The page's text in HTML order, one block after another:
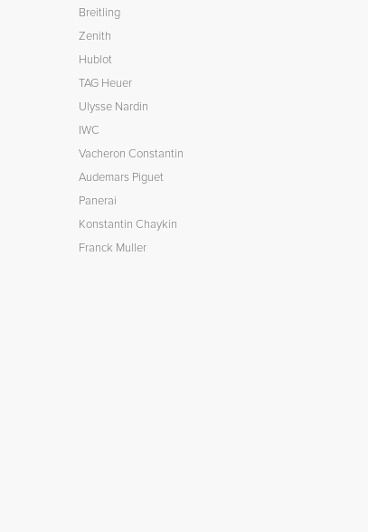
Breitling
Zenith
Hublot
TAG Heuer
Ulysse Nardin
IWC
Vacheron Constantin
Audemars Piguet
Panerai
Konstantin Chaykin
Franck Muller